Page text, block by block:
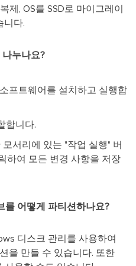
제, OS를 SSD로 마이그레이
니다.
나누나요?
프트웨어를 설치하고 실행합
합니다.
서리에 있는 "작업 실행" 버
하여 모든 변경 사항을 저장
를 어떻게 파티션하나요?
디스크 관리를 사용하여
을 만들 수 있습니다. 또한